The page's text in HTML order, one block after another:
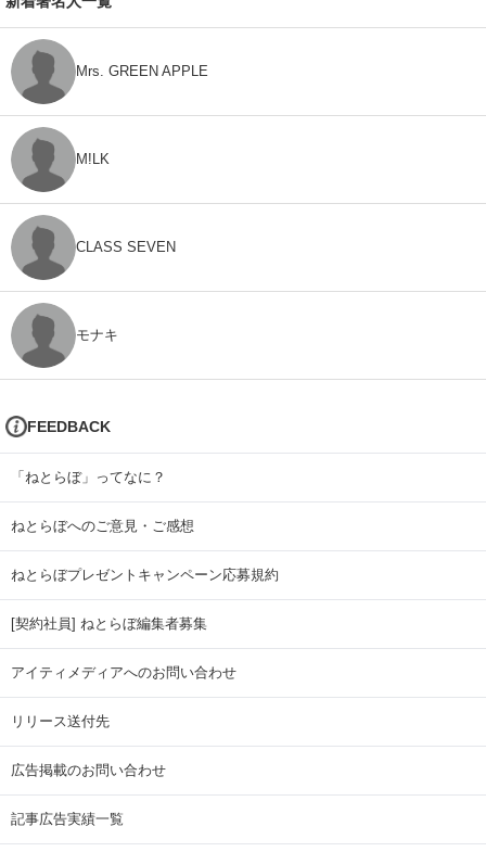
Mrs. GREEN APPLE
M!LK
CLASS SEVEN
モナキ
FEEDBACK
「ねとらぼ」ってなに？
ねとらぼへのご意見・ご感想
ねとらぼプレゼントキャンペーン応募規約
[契約社員] ねとらぼ編集者募集
アイティメディアへのお問い合わせ
リリース送付先
広告掲載のお問い合わせ
記事広告実績一覧